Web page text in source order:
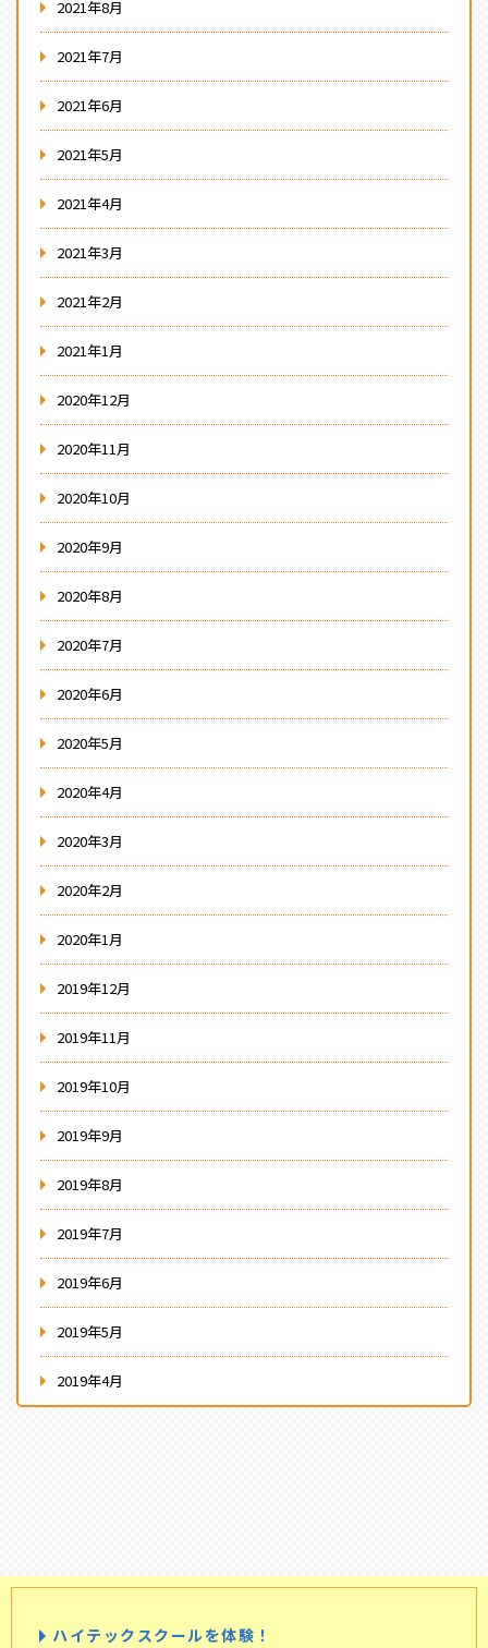
2021年8月
2021年7月
2021年6月
2021年5月
2021年4月
2021年3月
2021年2月
2021年1月
2020年12月
2020年11月
2020年10月
2020年9月
2020年8月
2020年7月
2020年6月
2020年5月
2020年4月
2020年3月
2020年2月
2020年1月
2019年12月
2019年11月
2019年10月
2019年9月
2019年8月
2019年7月
2019年6月
2019年5月
2019年4月
ハイテックスクールを体験！